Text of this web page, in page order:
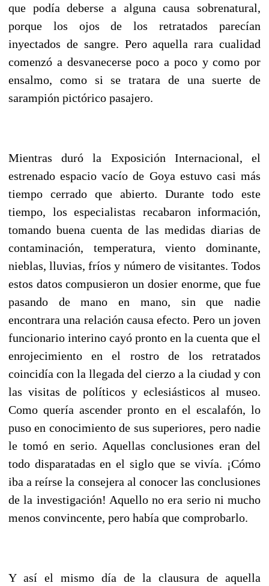
que podía deberse a alguna causa sobrenatural,
porque los ojos de los retratados parecían
inyectados de sangre. Pero aquella rara cualidad
comenzó a desvanecerse poco a poco y como por
ensalmo, como si se tratara de una suerte de
sarampión pictórico pasajero.
Mientras duró la Exposición Internacional, el
estrenado espacio vacío de Goya estuvo casi más
tiempo cerrado que abierto. Durante todo este
tiempo, los especialistas recabaron información,
tomando buena cuenta de las medidas diarias de
contaminación, temperatura, viento dominante,
nieblas, lluvias, fríos y número de visitantes. Todos
estos datos compusieron un dosier enorme, que fue
pasando de mano en mano, sin que nadie
encontrara una relación causa efecto. Pero un joven
funcionario interino cayó pronto en la cuenta que el
enrojecimiento en el rostro de los retratados
coincidía con la llegada del cierzo a la ciudad y con
las visitas de políticos y eclesiásticos al museo.
Como quería ascender pronto en el escalafón, lo
puso en conocimiento de sus superiores, pero nadie
le tomó en serio. Aquellas conclusiones eran del
todo disparatadas en el siglo que se vivía. ¡Cómo
iba a reírse la consejera al conocer las conclusiones
de la investigación! Aquello no era serio ni mucho
menos convincente, pero había que comprobarlo.
Y así el mismo día de la clausura de aquella